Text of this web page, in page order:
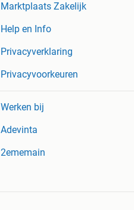
Marktplaats Zakelijk
Help en Info
Privacyverklaring
Privacyvoorkeuren
Werken bij
Adevinta
2ememain